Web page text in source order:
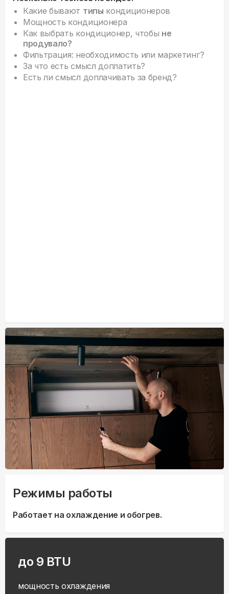
Какие бывают типы кондиционеров
Мощность кондиционера
Как выбрать кондиционер, чтобы не
продувало?
Фильтрация: необходимость или маркетинг?
За что есть смысл доплатить?
Есть ли смысл доплачивать за бренд?
Режимы работы
Работает на охлаждение и обогрев.
до 9 BTU
мощность охлаждения